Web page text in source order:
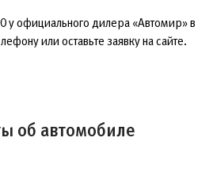
у официального дилера «Автомир» в
или оставьте заявку на сайте.
об автомобиле